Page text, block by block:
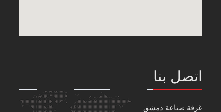
اتصل بنا
غرفة صناعة دمشق